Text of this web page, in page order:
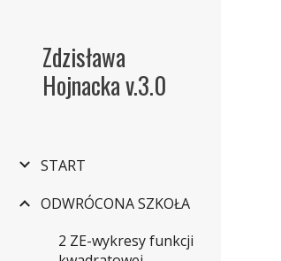
Zdzisława
Hojnacka v.3.0
START
ODWRÓCONA SZKOŁA
2 ZE-wykresy funkcji